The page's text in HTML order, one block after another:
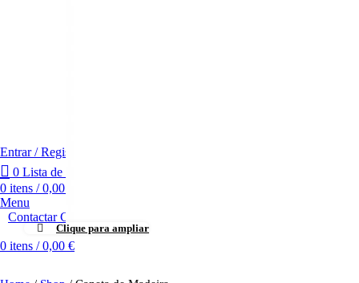
Entrar / Registar
0 Lista de desejos
0 itens / 0,00
Menu
Contactar CasaComigo
0 itens / 0,00 €
Clique para ampliar